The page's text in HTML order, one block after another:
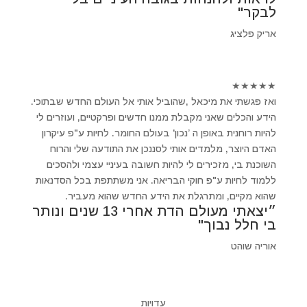
לבקר"
אריק פלציג
★
★
★
★
★
ואז פגשתי את מיכאל ,שהוביל אותי אל העולם החדש שבתוכי.
הידע והכלים שאני מקבלת ממנו חדשים ופרקטיים, ועוזרים לי
להיות רוחנית באופן ה ’נכון' בעולם החומר. לחיות ע"פ עיקרון
האדם היוצר, מלמדים אותי לסננכן את התודעה שלי והרוח
השוכנת בי, מזכירים לי להיות חשובה בעיניי עצמי ולהסכים
ללמוד לחיות ע"פ חוקי הבריאה. אני משתתפת בכל הסדנאות
שהוא מקיים, ומתרגלת את הידע החדש שהוא מעביר.
״יצאתי מעולם הדת אחרי 13 שנים ונותר
בי חלל נבוך"
אוריה שוהט
עדויות